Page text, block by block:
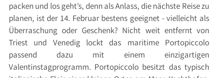
packen und los geht’s, denn als Anlass, die nächste Reise zu
planen, ist der 14. Februar bestens geeignet - vielleicht als
Überraschung oder Geschenk? Nicht weit entfernt von
Triest und Venedig lockt das maritime Portopiccolo
passend dazu mit einem einzigartigen
Valentinstagprogramm. Portopiccolo besitzt das typisch